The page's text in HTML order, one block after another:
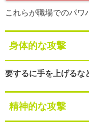
これらが職場でのパワ
身体的な攻撃
要するに手を上げるな
精神的な攻撃